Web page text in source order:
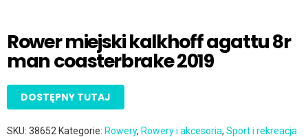
Rower miejski kalkhoff agattu 8r
man coasterbrake 2019
DOSTĘPNY TUTAJ
SKU: 38652 Kategorie: Rowery, Rowery i akcesoria, Sport i rekreacja